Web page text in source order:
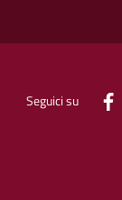
Seguici su